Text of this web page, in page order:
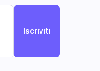
Iscriviti